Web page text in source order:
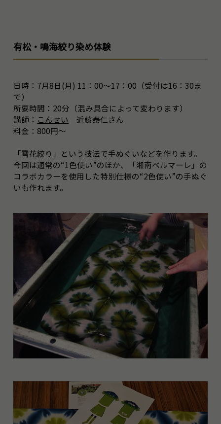
有松・鳴海絞り染め体験
日時：7月8日(月) 11：00～17：00（受付は16：30ま
で）
所要時間：20分（混み具合によって変わります）
講師： こんせい 近藤泰仁さん
料金：800円～
「雪花絞り」という技法で手ぬぐいなどを作ります。
今回は通常の“1色使い”のほか、「湘南ベルマーレ」の
コラボカラーを使用した特別仕様の“2色使い”の手ぬぐ
いも作れます。